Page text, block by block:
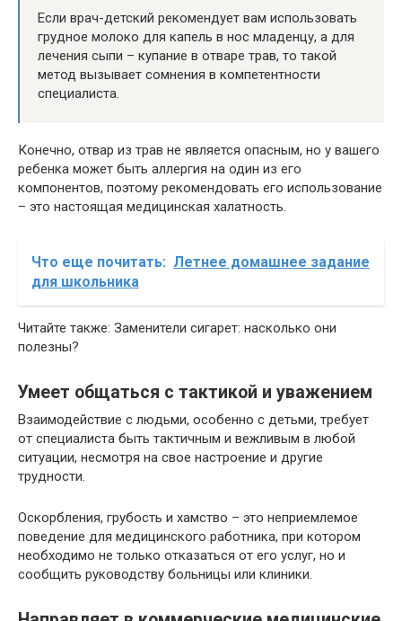
Если врач-детский рекомендует вам использовать
грудное молоко для капель в нос младенцу, а для
лечения сыпи – купание в отваре трав, то такой
метод вызывает сомнения в компетентности
специалиста.
Конечно, отвар из трав не является опасным, но у вашего
ребенка может быть аллергия на один из его
компонентов, поэтому рекомендовать его использование
– это настоящая медицинская халатность.
Что еще почитать: Летнее домашнее задание
для школьника
Читайте также: Заменители сигарет: насколько они
полезны?
Умеет общаться с тактикой и уважением
Взаимодействие с людьми, особенно с детьми, требует
от специалиста быть тактичным и вежливым в любой
ситуации, несмотря на свое настроение и другие
трудности.
Оскорбления, грубость и хамство – это неприемлемое
поведение для медицинского работника, при котором
необходимо не только отказаться от его услуг, но и
сообщить руководству больницы или клиники.